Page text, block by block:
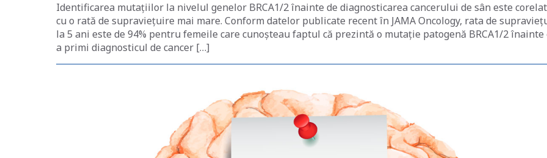
Identificarea mutațiilor la nivelul genelor BRCA1/2 înainte de diagnosticarea cancerului de sân este
cu o rată de supraviețuire mai mare. Conform datelor publicate recent în JAMA Oncology, rata de
la 5 ani este de 94% pentru femeile care cunoșteau faptul că prezintă o mutație patogenă BRCA1/2 înainte
a primi diagnosticul de cancer […]